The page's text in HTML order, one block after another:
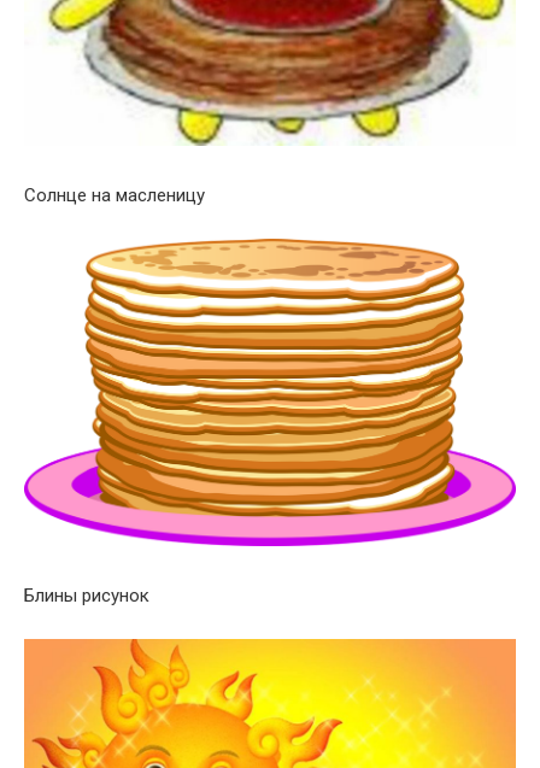
Солнце на масленицу
Блины рисунок